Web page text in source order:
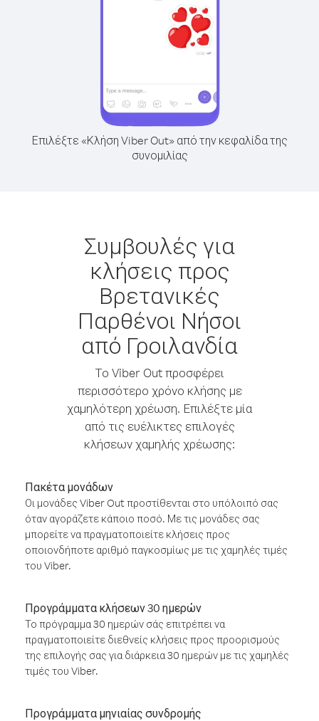
Επιλέξτε «Κλήση Viber Out» από την κεφαλίδα της
συνομιλίας
Συμβουλές για
κλήσεις προς
Βρετανικές
Παρθένοι Νήσοι
από Γροιλανδία
Το Viber Out προσφέρει
περισσότερο χρόνο κλήσης με
χαμηλότερη χρέωση. Επιλέξτε μία
από τις ευέλικτες επιλογές
κλήσεων χαμηλής χρέωσης:
Πακέτα μονάδων
Οι μονάδες Viber Out προστίθενται στο υπόλοιπό σας
όταν αγοράζετε κάποιο ποσό. Με τις μονάδες σας
μπορείτε να πραγματοποιείτε κλήσεις προς
οποιονδήποτε αριθμό παγκοσμίως με τις χαμηλές τιμές
του Viber.
Προγράμματα κλήσεων 30 ημερών
Το πρόγραμμα 30 ημερών σάς επιτρέπει να
πραγματοποιείτε διεθνείς κλήσεις προς προορισμούς
της επιλογής σας για διάρκεια 30 ημερών με τις χαμηλές
τιμές του Viber.
Προγράμματα μηνιαίας συνδρομής